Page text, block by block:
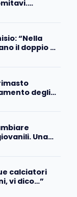
i battiti…”
“Nella
il doppio di
degli
Una
ma…”
calciatori
vi dico…”